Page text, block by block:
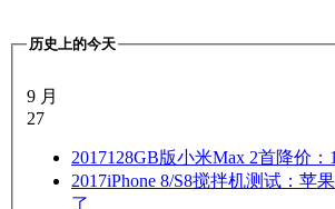
历史上的今天
9 月
27
2017128GB版小米Max 2首降价：
2017iPhone 8/S8搅拌机测试：苹
了